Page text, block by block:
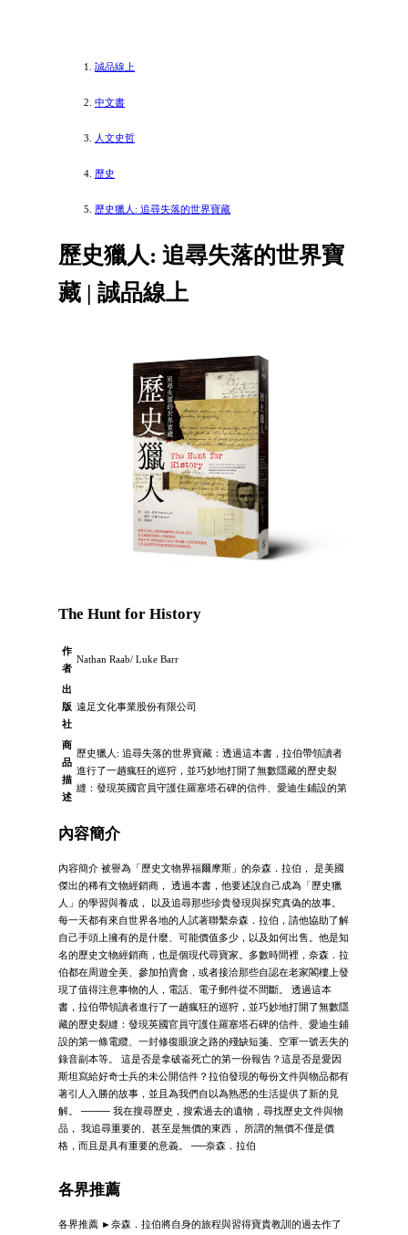
誠品線上
中文書
人文史哲
歷史
歷史獵人: 追尋失落的世界寶藏
歷史獵人: 追尋失落的世界寶
藏 | 誠品線上
The Hunt for History
作
者
Nathan Raab/ Luke Barr
出
版
社
遠足文化事業股份有限公司
商
品
描
述
歷史獵人: 追尋失落的世界寶藏：透過這本書，拉伯帶領讀者
進行了一趟瘋狂的巡狩，並巧妙地打開了無數隱藏的歷史裂
縫：發現英國官員守護住羅塞塔石碑的信件、愛迪生鋪設的第
內容簡介
內容簡介 被譽為「歷史文物界福爾摩斯」的奈森．拉伯， 是美國
傑出的稀有文物經銷商， 透過本書，他要述說自己成為「歷史獵
人」的學習與養成， 以及追尋那些珍貴發現與探究真偽的故事。
每一天都有來自世界各地的人試著聯繫奈森．拉伯，請他協助了解
自己手頭上擁有的是什麼、可能價值多少，以及如何出售。他是知
名的歷史文物經銷商，也是個現代尋寶家。多數時間裡，奈森．拉
伯都在周遊全美、參加拍賣會，或者接洽那些自認在老家閣樓上發
現了值得注意事物的人，電話、電子郵件從不間斷。 透過這本
書，拉伯帶領讀者進行了一趟瘋狂的巡狩，並巧妙地打開了無數隱
藏的歷史裂縫：發現英國官員守護住羅塞塔石碑的信件、愛迪生鋪
設的第一條電纜、一封修復眼淚之路的殘缺短箋、空軍一號丟失的
錄音副本等。 這是否是拿破崙死亡的第一份報告？這是否是愛因
斯坦寫給好奇士兵的未公開信件？拉伯發現的每份文件與物品都有
著引人入勝的故事，並且為我們自以為熟悉的生活提供了新的見
解。 ──── 我在搜尋歷史，搜索過去的遺物，尋找歷史文件與物
品， 我追尋重要的、甚至是無價的東西， 所謂的無價不僅是價
格，而且是具有重要的意義。 ──奈森．拉伯
各界推薦
各界推薦 ►奈森．拉伯將自身的旅程與習得寶貴教訓的過去作了